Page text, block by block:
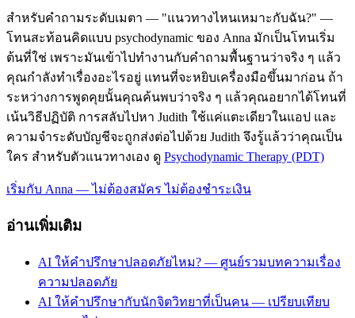
สำหรับคำถามระดับเมตา — "แนวทางไหนเหมาะกับฉัน?" —
โทนสะท้อนคิดแบบ psychodynamic ของ Anna มักเป็นโทนเริ่ม
ต้นที่ใช่ เพราะมันเข้าไปทำงานกับคำถามพื้นฐานว่าจริง ๆ แล้ว
คุณกำลังทำเรื่องอะไรอยู่ แทนที่จะหยิบเครื่องมือขึ้นมาก่อน ถ้า
ระหว่างการพูดคุยนั้นคุณค้นพบว่าจริง ๆ แล้วคุณอยากได้โทนที่
เน้นวิธีปฏิบัติ การสลับไปหา Judith ใช้แค่แตะเดียวในแอป และ
ความจำระดับบัญชีจะถูกส่งต่อไปด้วย Judith จึงรู้แล้วว่าคุณเป็น
ใคร สำหรับตัวแนวทางเอง ดู Psychodynamic Therapy (PDT)
เริ่มกับ Anna — ไม่ต้องสมัคร ไม่ต้องชำระเงิน
อ่านเพิ่มเติม
AI ให้คำปรึกษาปลอดภัยไหม? — ศูนย์รวมบทความเรื่อง
ความปลอดภัย
AI ให้คำปรึกษากับนักจิตวิทยาที่เป็นคน — เปรียบเทียบ